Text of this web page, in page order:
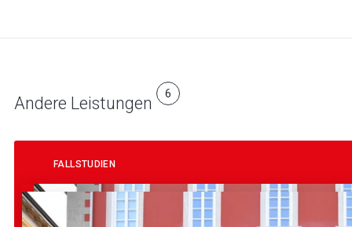
Andere Leistungen 6
FALLSTUDIEN